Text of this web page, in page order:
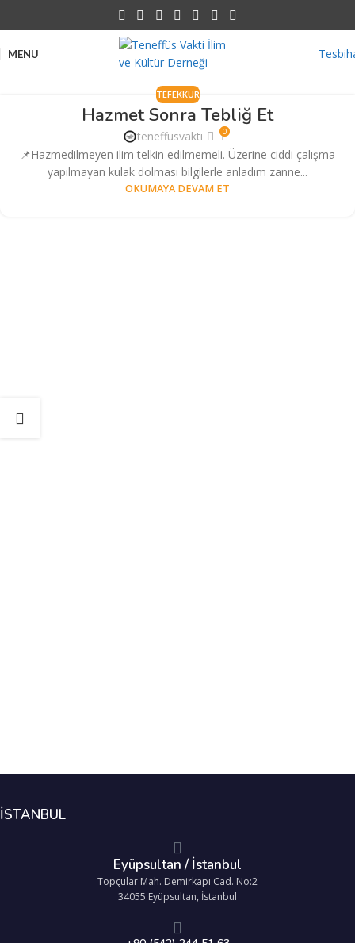
MENU
TEFEKKÜR
Hazmet Sonra Tebliğ Et
teneffusvakti 0
📌Hazmedilmeyen ilim telkin edilmemeli. Üzerine ciddi çalışma
yapılmayan kulak dolması bilgilerle anladım zanne...
OKUMAYA DEVAM ET
İSTANBUL
Eyüpsultan / İstanbul
Topçular Mah. Demirkapı Cad. No:2
34055 Eyüpsultan, İstanbul